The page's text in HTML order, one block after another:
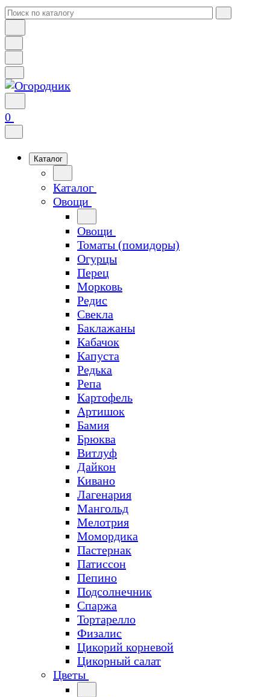
0
Каталог
Каталог
Овощи
Овощи
Томаты (помидоры)
Огурцы
Перец
Морковь
Редис
Свекла
Баклажаны
Кабачок
Капуста
Редька
Репа
Картофель
Артишок
Бамия
Брюква
Витлуф
Дайкон
Кивано
Лагенария
Мангольд
Мелотрия
Момордика
Пастернак
Патиссон
Пепино
Подсолнечник
Спаржа
Тортарелло
Физалис
Цикорий корневой
Цикорный салат
Цветы